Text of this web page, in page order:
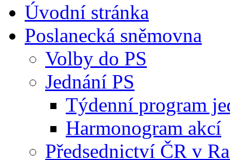
Úvodní stránka
Poslanecká sněmovna
Volby do PS
Jednání PS
Týdenní program
Harmonogram akcí
Předsednictví ČR v